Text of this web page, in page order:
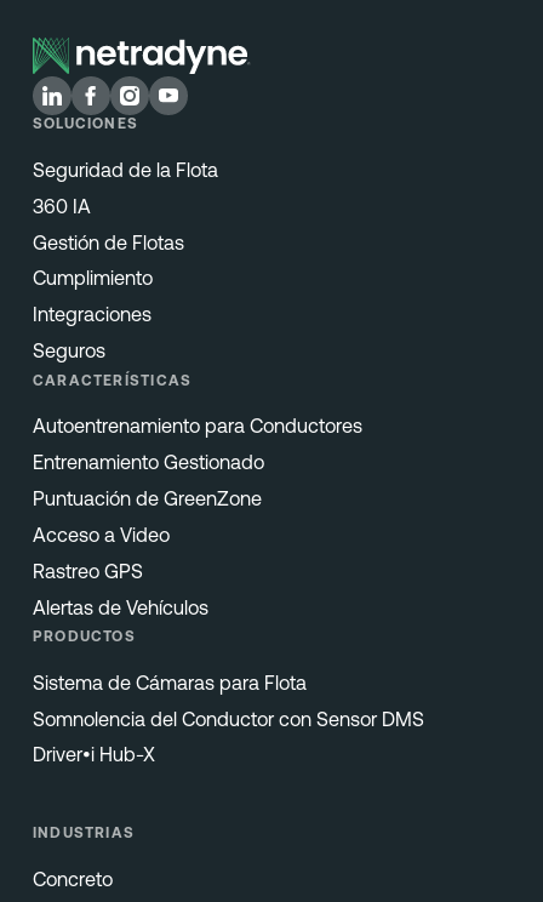
SOLUCIONES
Seguridad de la Flota
360 IA
Gestión de Flotas
Cumplimiento
Integraciones
Seguros
CARACTERÍSTICAS
Autoentrenamiento para Conductores
Entrenamiento Gestionado
Puntuación de GreenZone
Acceso a Video
Rastreo GPS
Alertas de Vehículos
PRODUCTOS
Sistema de Cámaras para Flota
Somnolencia del Conductor con Sensor DMS
Driver•i Hub-X
INDUSTRIAS
Concreto